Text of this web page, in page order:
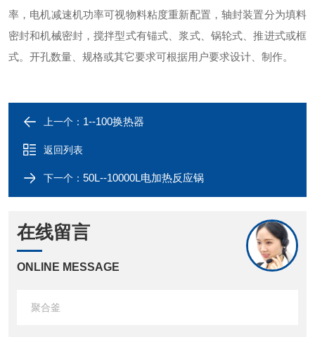
率，电机减速机功率可视物料粘度重新配置，轴封装置分为填料
密封和机械密封，搅拌型式有锚式、浆式、锅轮式、推进式或框
式。开孔数量、规格或其它要求可根据用户要求设计、制作。
上一个： 1--100换热器
返回列表
下一个： 50L--10000L电加热反应锅
在线留言
ONLINE MESSAGE